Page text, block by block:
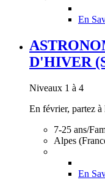
En
D'HIVER
Niveaux 1 à 4
En février, partez à
7-25 ans/
Alpes
En